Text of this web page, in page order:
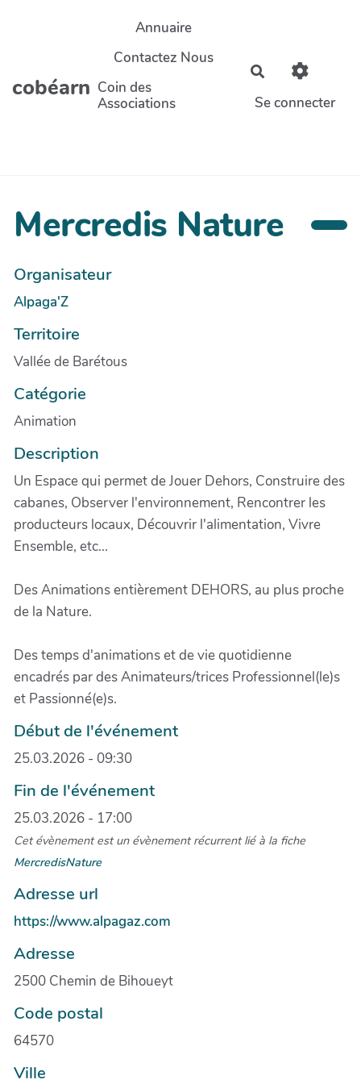
Aller au contenu principal
cobéarn
Annuaire
Contactez Nous
Coin des
Associations
Rechercher
Se connecter
Mercredis Nature
Organisateur
Alpaga'Z
Territoire
Vallée de Barétous
Catégorie
Animation
Description
Un Espace qui permet de Jouer Dehors, Construire des
cabanes, Observer l'environnement, Rencontrer les
producteurs locaux, Découvrir l'alimentation, Vivre
Ensemble, etc...
Des Animations entièrement DEHORS, au plus proche
de la Nature.
Des temps d'animations et de vie quotidienne
encadrés par des Animateurs/trices Professionnel(le)s
et Passionné(e)s.
Début de l'événement
25.03.2026 - 09:30
Fin de l'événement
25.03.2026 - 17:00
Cet évènement est un évènement récurrent lié à la fiche
MercredisNature
Adresse url
https://www.alpagaz.com
Adresse
2500 Chemin de Bihoueyt
Code postal
64570
Ville